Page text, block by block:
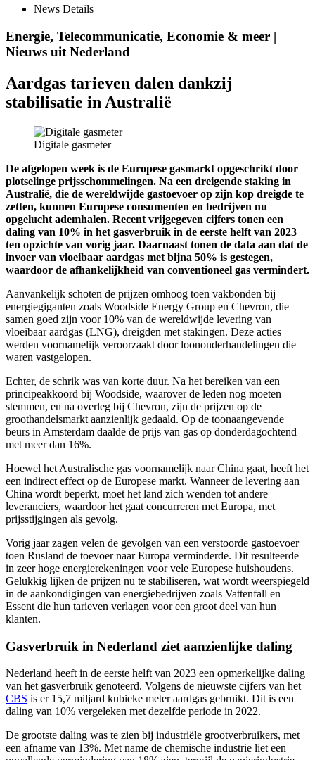
News Details
Energie, Telecommunicatie, Economie & meer |
Nieuws uit Nederland
Aardgas tarieven dalen dankzij
stabilisatie in Australië
Digitale gasmeter
De afgelopen week is de Europese gasmarkt opgeschrikt door
plotselinge prijsschommelingen. Na een dreigende staking in
Australië, die de wereldwijde gastoevoer op zijn kop dreigde te
zetten, kunnen Europese consumenten en bedrijven nu
opgelucht ademhalen. Recent vrijgegeven cijfers tonen een
daling van 10% in het gasverbruik in de eerste helft van 2023
ten opzichte van vorig jaar. Daarnaast tonen de data aan dat de
invoer van vloeibaar aardgas met bijna 50% is gestegen,
waardoor de afhankelijkheid van conventioneel gas vermindert.
Aanvankelijk schoten de prijzen omhoog toen vakbonden bij
energiegiganten zoals Woodside Energy Group en Chevron, die
samen goed zijn voor 10% van de wereldwijde levering van
vloeibaar aardgas (LNG), dreigden met stakingen. Deze acties
werden voornamelijk veroorzaakt door loononderhandelingen die
waren vastgelopen.
Echter, de schrik was van korte duur. Na het bereiken van een
principeakkoord bij Woodside, waarover de leden nog moeten
stemmen, en na overleg bij Chevron, zijn de prijzen op de
groothandelsmarkt aanzienlijk gedaald. Op de toonaangevende
beurs in Amsterdam daalde de prijs van gas op donderdagochtend
met meer dan 16%.
Hoewel het Australische gas voornamelijk naar China gaat, heeft het
een indirect effect op de Europese markt. Wanneer de levering aan
China wordt beperkt, moet het land zich wenden tot andere
leveranciers, waardoor het gaat concurreren met Europa, met
prijsstijgingen als gevolg.
Vorig jaar zagen velen de gevolgen van een verstoorde gastoevoer
toen Rusland de toevoer naar Europa verminderde. Dit resulteerde
in zeer hoge energierekeningen voor vele Europese huishoudens.
Gelukkig lijken de prijzen nu te stabiliseren, wat wordt weerspiegeld
in de aankondigingen van energiebedrijven zoals Vattenfall en
Essent die hun tarieven verlagen voor een groot deel van hun
klanten.
Gasverbruik in Nederland ziet aanzienlijke daling
Nederland heeft in de eerste helft van 2023 een opmerkelijke daling
van het gasverbruik genoteerd. Volgens de nieuwste cijfers van het
CBS is er 15,7 miljard kubieke meter aardgas gebruikt. Dit is een
daling van 10% vergeleken met dezelfde periode in 2022.
De grootste daling was te zien bij industriële grootverbruikers, met
een afname van 13%. Met name de chemische industrie liet een